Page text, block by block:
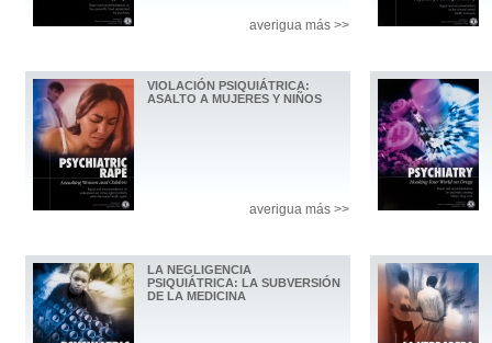
averigua más >>
VIOLACIÓN PSIQUIÁTRICA:
ASALTO A MUJERES Y NIÑOS
averigua más >>
LA NEGLIGENCIA
PSIQUIÁTRICA: LA SUBVERSIÓN
DE LA MEDICINA